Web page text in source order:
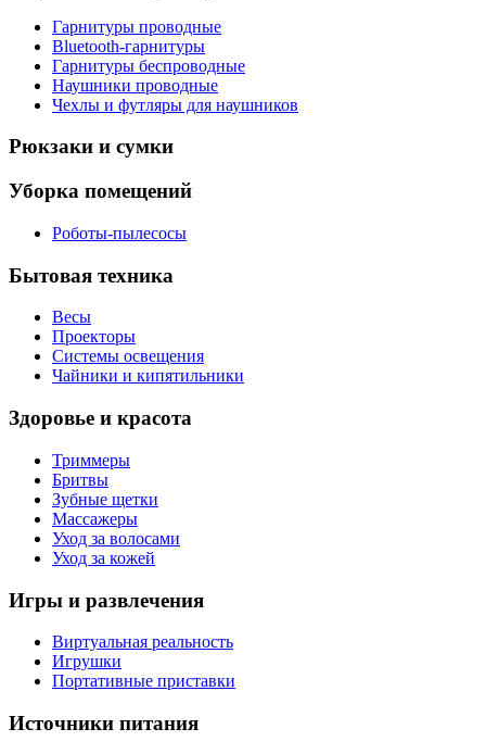
Гарнитуры проводные
Bluetooth-гарнитуры
Гарнитуры беспроводные
Наушники проводные
Чехлы и футляры для наушников
Рюкзаки и сумки
Уборка помещений
Роботы-пылесосы
Бытовая техника
Весы
Проекторы
Системы освещения
Чайники и кипятильники
Здоровье и красота
Триммеры
Бритвы
Зубные щетки
Массажеры
Уход за волосами
Уход за кожей
Игры и развлечения
Виртуальная реальность
Игрушки
Портативные приставки
Источники питания